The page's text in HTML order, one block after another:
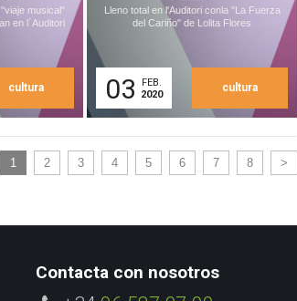
musical"
en l´Auditori
cultura
Lleno total en l'Auditori conla "La Fuerza
del Cariño" de Lolita Flores
03
FEB.
2020
cultura
1 2 3 4 5 6 7 8 >
Contacta con nosotros